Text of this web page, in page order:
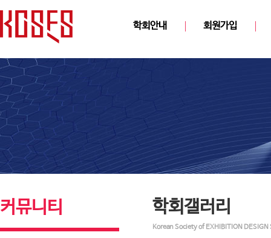
학회안내 회원가입
커뮤니티 학회갤러리
Korean Society of EXHIBITION DESIGN